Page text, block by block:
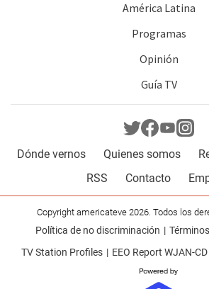
América Latina
Programas
Opinión
Guía TV
Dónde vernos Quienes somos
RSS
Contacto
Copyright americateve 2026. Todos los
Política de no discriminación
TV Station Profiles
EEO Report WJAN-CD